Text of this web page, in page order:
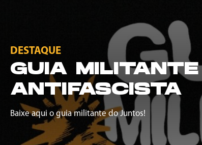
DESTAQUE
GUIA
ANTIFASCISTA
Baixe aqui o guia militante do Juntos!